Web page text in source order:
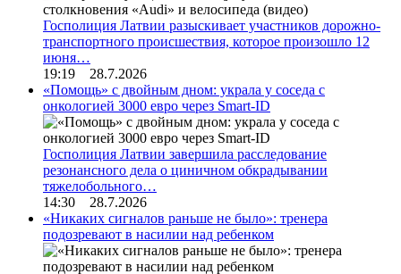
Госполиция Латвии разыскивает участников дорожно-
транспортного происшествия, которое произошло 12
июня…
19:19 28.7.2026
«Помощь» с двойным дном: украла у соседа с
онкологией 3000 евро через Smart-ID
Госполиция Латвии завершила расследование
резонансного дела о циничном обкрадывании
тяжелобольного…
14:30 28.7.2026
«Никаких сигналов раньше не было»: тренера
подозревают в насилии над ребенком